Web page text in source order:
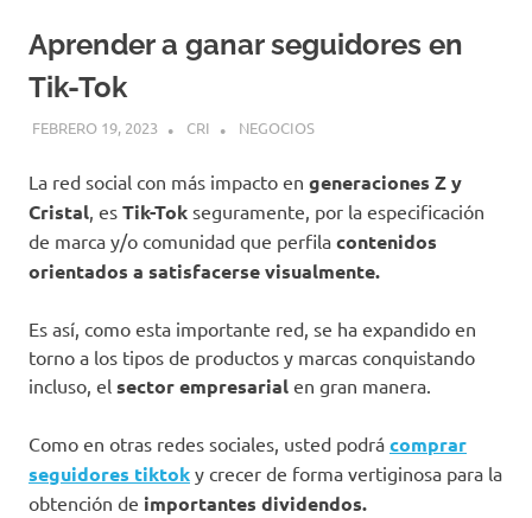
Aprender a ganar seguidores en
Tik-Tok
FEBRERO 19, 2023 CRI NEGOCIOS
La red social con más impacto en generaciones Z y
Cristal, es Tik-Tok seguramente, por la especificación
de marca y/o comunidad que perfila contenidos
orientados a satisfacerse visualmente.
Es así, como esta importante red, se ha expandido en
torno a los tipos de productos y marcas conquistando
incluso, el sector empresarial en gran manera.
Como en otras redes sociales, usted podrá comprar
seguidores tiktok y crecer de forma vertiginosa para la
obtención de importantes dividendos.